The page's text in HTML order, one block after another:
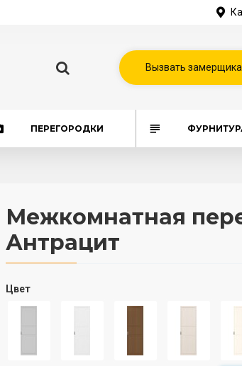
Вызвать замерщика
ПЕРЕГОРОДКИ
Межкомнатная
Антрацит
Цвет